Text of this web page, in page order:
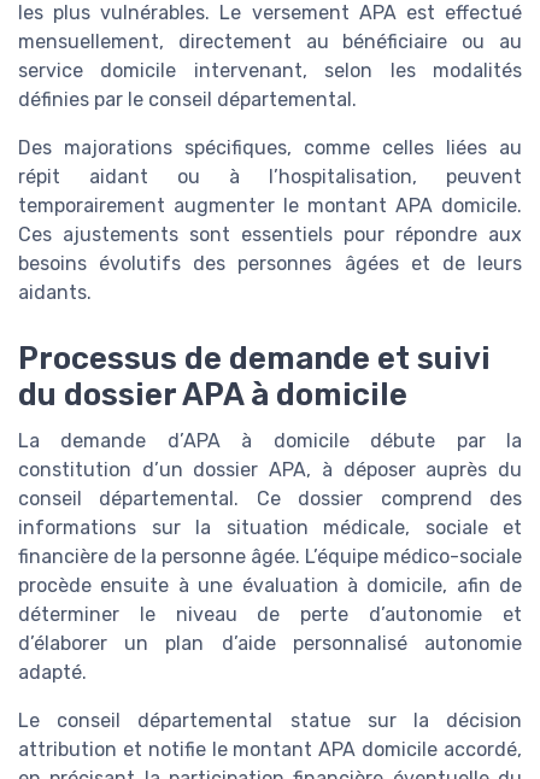
les plus vulnérables. Le versement APA est effectué
mensuellement, directement au bénéficiaire ou au
service domicile intervenant, selon les modalités
définies par le conseil départemental.
Des majorations spécifiques, comme celles liées au
répit aidant ou à l’hospitalisation, peuvent
temporairement augmenter le montant APA domicile.
Ces ajustements sont essentiels pour répondre aux
besoins évolutifs des personnes âgées et de leurs
aidants.
Processus de demande et suivi
du dossier APA à domicile
La demande d’APA à domicile débute par la
constitution d’un dossier APA, à déposer auprès du
conseil départemental. Ce dossier comprend des
informations sur la situation médicale, sociale et
financière de la personne âgée. L’équipe médico-sociale
procède ensuite à une évaluation à domicile, afin de
déterminer le niveau de perte d’autonomie et
d’élaborer un plan d’aide personnalisé autonomie
adapté.
Le conseil départemental statue sur la décision
attribution et notifie le montant APA domicile accordé,